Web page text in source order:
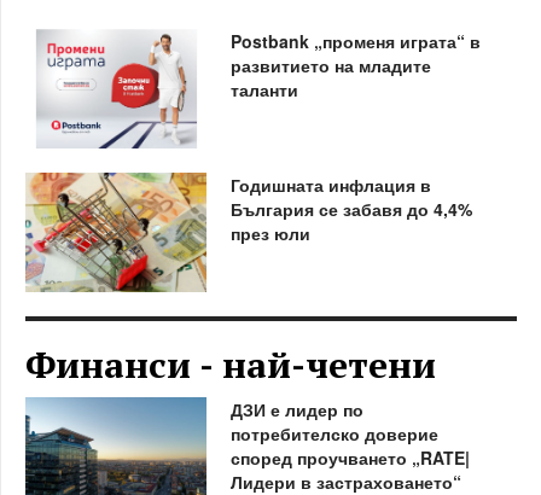
Postbank „променя играта“ в
развитието на младите
таланти
Годишната инфлация в
България се забавя до 4,4%
през юли
Финанси - най-четени
ДЗИ е лидер по
потребителско доверие
според проучването „RATE|
Лидери в застраховането“